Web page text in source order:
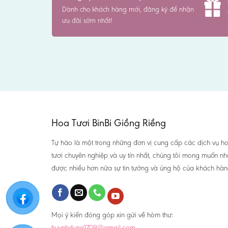
Dành cho khách hàng mới, đăng ký để nhận
ưu đãi sớm nhất!
Hoa Tươi BinBi Giồng Riềng
Tự hào là một trong những đơn vị cung cấp các dịch vụ
tươi chuyên nghiệp và uy tín nhất, chúng tôi mong muốn
được nhiều hơn nữa sự tin tưởng và ủng hộ của khách
Mọi ý kiến đóng góp xin gửi về hòm thư: